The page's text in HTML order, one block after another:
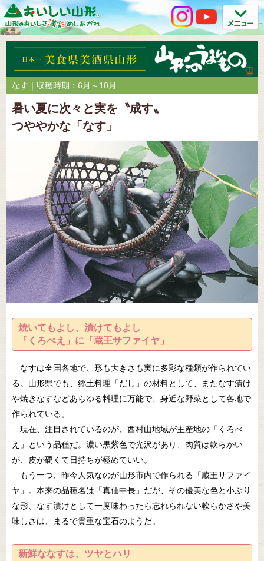
なす｜収穫時期：6月～10月
暑い夏に次々と実を〝成す〟
つややかな「なす」
焼いてもよし、漬けてもよし
「くろべえ」に「蔵王サファイヤ」
なすは全国各地で、形も大きさも実に多彩な種類が作られてい
る。山形県でも、郷土料理「だし」の材料として、またなす漬け
や焼きなすなどあらゆる料理に万能で、身近な野菜として各地で
作られている。
現在、注目されているのが、西村山地域が主産地の「くろべ
え」という品種だ。濃い黒紫色で光沢があり、肉質は軟らかい
が、皮が硬くて日持ちが極めていい。
もう一つ、昨今人気なのが山形市内で作られる「蔵王サファイ
ヤ」。本来の品種名は「真仙中長」だが、その優美な色と小ぶり
な形、なす漬けとして一度味わったら忘れられない軟らかさや美
味しさは、まるで貴重な宝石のようだ。
新鮮ななすは、ツヤとハリ